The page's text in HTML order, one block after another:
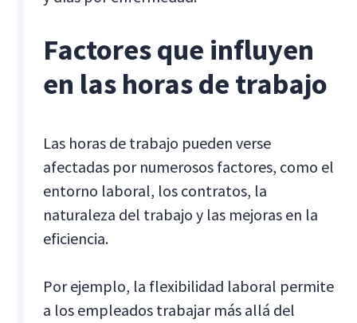
Factores que influyen
en las horas de trabajo
Las horas de trabajo pueden verse
afectadas por numerosos factores, como el
entorno laboral, los contratos, la
naturaleza del trabajo y las mejoras en la
eficiencia.
Por ejemplo, la flexibilidad laboral permite
a los empleados trabajar más allá del